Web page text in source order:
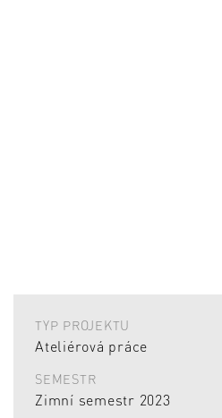
TYP PROJEKTU
Ateliérová práce
SEMESTR
Zimní semestr 2023